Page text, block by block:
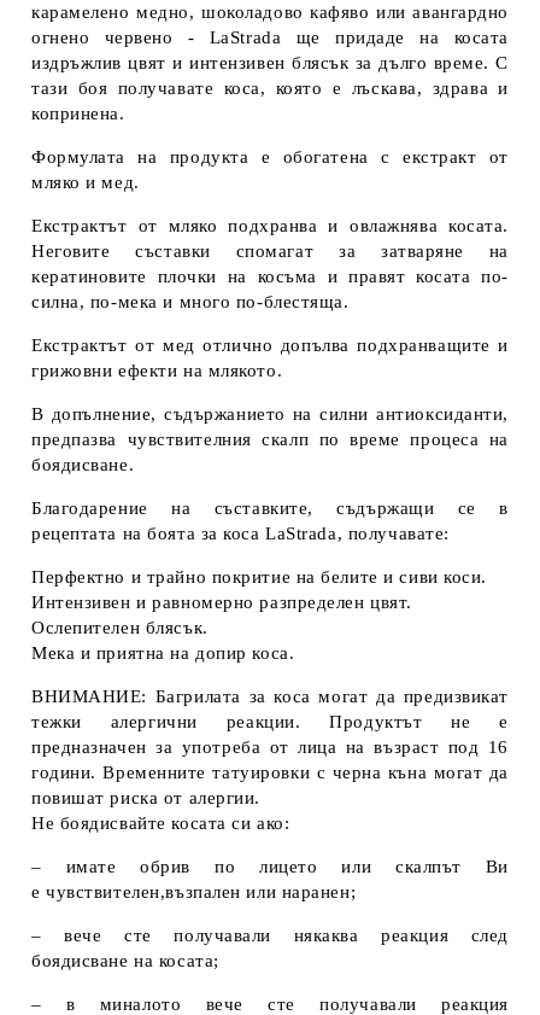
карамелено медно, шоколадово кафяво или авангардно
огнено червено - LaStrada ще придаде на косата
издръжлив цвят и интензивен блясък за дълго време. С
тази боя получавате коса, която е лъскава, здрава и
копринена.
Формулата на продукта е обогатена с екстракт от
мляко и мед.
Екстрактът от мляко подхранва и овлажнява косата.
Неговите съставки спомагат за затваряне на
кератиновите плочки на косъма и правят косата по-
силна, по-мека и много по-блестяща.
Екстрактът от мед отлично допълва подхранващите и
грижовни ефекти на млякото.
В допълнение, съдържанието на силни антиоксиданти,
предпазва чувствителния скалп по време процеса на
боядисване.
Благодарение на съставките, съдържащи се в
рецептата на боята за коса LaStrada, получавате:
Перфектно и трайно покритие на белите и сиви коси.
Интензивен и равномерно разпределен цвят.
Ослепителен блясък.
Мека и приятна на допир коса.
ВНИМАНИЕ: Багрилата за коса могат да предизвикат
тежки алергични реакции. Продуктът не е
предназначен за употреба от лица на възраст под 16
години. Временните татуировки с черна къна могат да
повишат риска от алергии.
Не боядисвайте косата си ако:
– имате обрив по лицето или скалпът Ви
е чувствителен,възпален или наранен;
– вече сте получавали някаква реакция след
боядисване на косата;
– в миналото вече сте получавали реакция